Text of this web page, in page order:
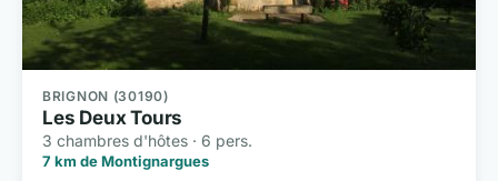
BRIGNON (30190)
Les Deux Tours
3 chambres d'hôtes · 6 pers.
7 km de Montignargues